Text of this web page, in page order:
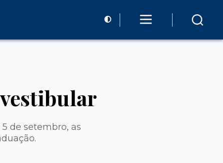
de setembro, as